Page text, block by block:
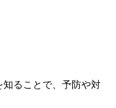
知ることで、予防や対